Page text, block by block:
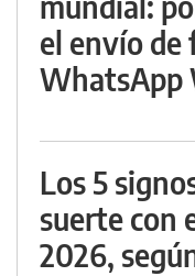
el envío de
WhatsApp
Los 5
suerte con
2026,